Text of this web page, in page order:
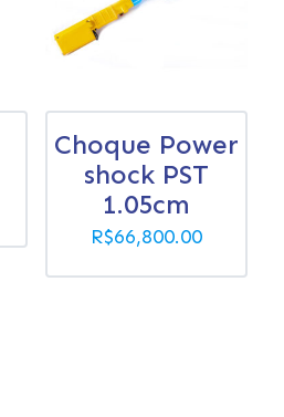
Choque Power
shock PST
1.05cm
R$66,800.00